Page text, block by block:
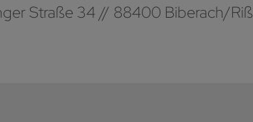
Straße 34 // 88400 Biberach/Riß